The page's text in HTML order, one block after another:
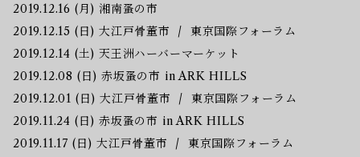
2019.12.16 (月) 湘南蚤の市
2019.12.15 (日) 大江戸骨董市 / 東京国際フォーラム
2019.12.14 (土) 天王洲ハーバーマーケット
2019.12.08 (日) 赤坂蚤の市 in ARK HILLS
2019.12.01 (日) 大江戸骨董市 / 東京国際フォーラム
2019.11.24 (日) 赤坂蚤の市 in ARK HILLS
2019.11.17 (日) 大江戸骨董市 / 東京国際フォーラム